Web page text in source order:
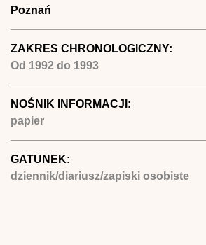
Poznań
ZAKRES CHRONOLOGICZNY:
Od 1992 do 1993
NOŚNIK INFORMACJI:
papier
GATUNEK:
dziennik/diariusz/zapiski osobiste